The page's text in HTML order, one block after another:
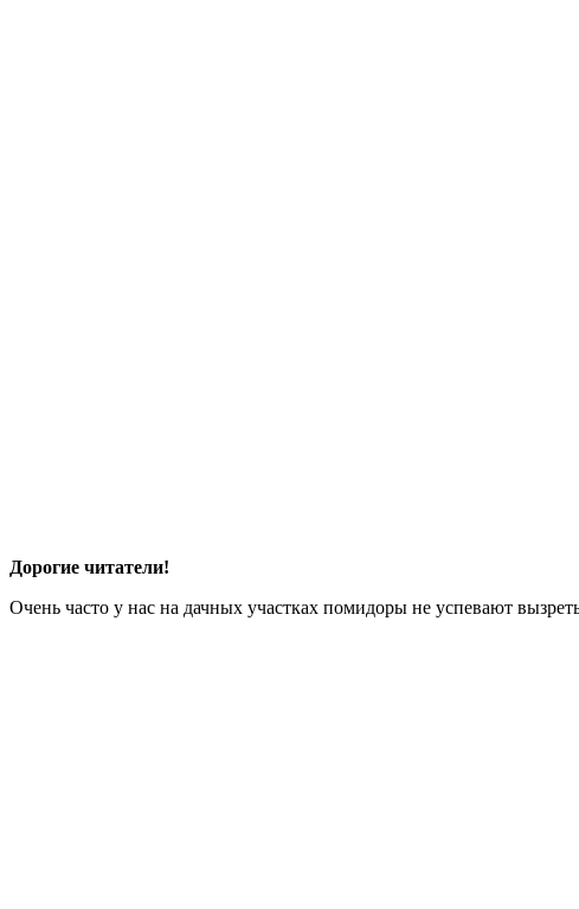
Дорогие читатели!
Очень часто у нас на дачных участках помидоры не успевают